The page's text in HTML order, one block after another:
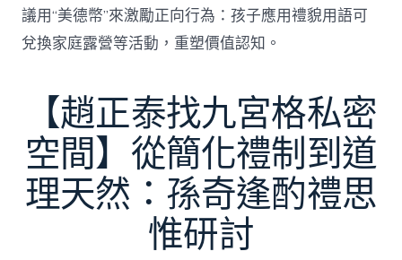
議用“美德幣”來激勵正向行為：孩子應用禮貌用語可
兌換家庭露營等活動，重塑價值認知。
【趙正泰找九宮格私密
空間】從簡化禮制到道
理天然：孫奇逢酌禮思
惟研討